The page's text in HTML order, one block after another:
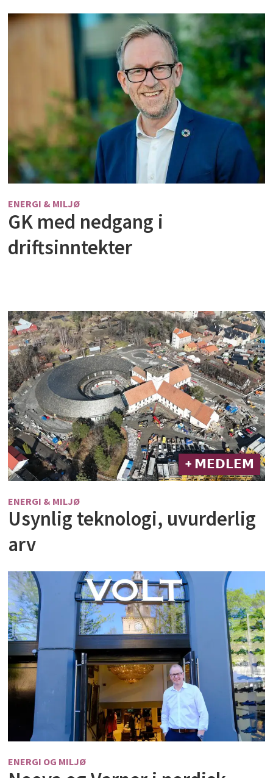
ENERGI & MILJØ
GK med nedgang i
driftsinntekter
+ 𝗠𝗘𝗗𝗟𝗘𝗠
ENERGI & MILJØ
Usynlig teknologi, uvurderlig
arv
ENERGI OG MILJØ